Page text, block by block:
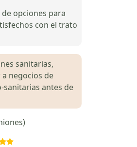
opciones para
con el trato
sanitarias,
negocios de
sanitarias antes de